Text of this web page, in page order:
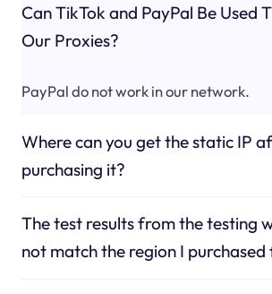
Can TikTok and PayPal Be Used
Our Proxies?
PayPal do not work in our network.
Where can you get the static IP
purchasing it?
The test results from the testing
not match the region I